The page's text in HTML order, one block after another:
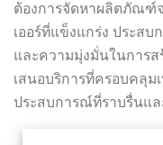
ต้องการจัดหาผลิตภัณฑ์
เออร์ที่แข็งแกร่ง ประส
และความมุ่งมั่นในการส
เสนอบริการที่ครอบคลุม
ประสบการณ์ที่ราบรื่นแ